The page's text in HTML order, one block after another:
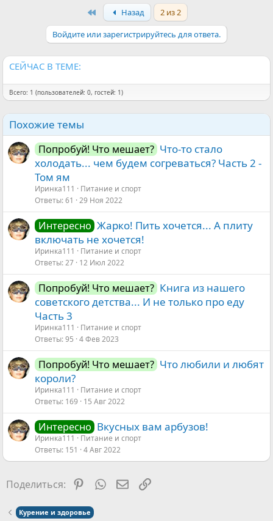
Назад
2 из 2
Войдите или зарегистрируйтесь для ответа.
СЕЙЧАС В ТЕМЕ:
Всего: 1 (пользователей: 0, гостей: 1)
Похожие темы
Попробуй! Что мешает? Что-то стало
холодать... чем будем согреваться? Часть 2 -
Том ям
Иринка111
Питание и спорт
Ответы 61 29 Ноя 2022
Интересно Жарко! Пить хочется... А плиту
включать не хочется!
Иринка111
Питание и спорт
Ответы 27 12 Июл 2022
Попробуй! Что мешает? Книга из нашего
советского детства... И не только про еду
Часть 3
Иринка111
Питание и спорт
Ответы 95 4 Фев 2023
Попробуй! Что мешает? Что любили и любят
короли?
Иринка111
Питание и спорт
Ответы 169 15 Авг 2022
Интересно Вкусных вам арбузов!
Иринка111
Питание и спорт
Ответы 151 4 Авг 2022
Поделиться: Pinterest
WhatsAppЭлектронная почта
Ссылка
Курение и здоровье